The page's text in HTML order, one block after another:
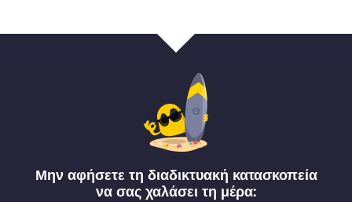
Μην αφήσετε τη διαδικτυακή κατασκοπεία
να σας χαλάσει τη μέρα: